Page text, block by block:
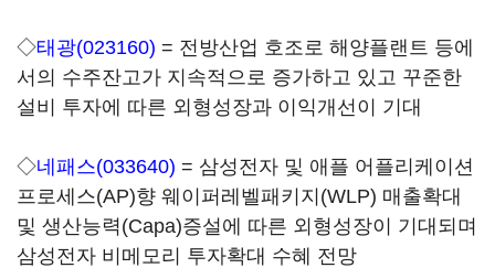
◇태광(023160) = 전방산업 호조로 해양플랜트 등에
서의 수주잔고가 지속적으로 증가하고 있고 꾸준한
설비 투자에 따른 외형성장과 이익개선이 기대
◇네패스(033640) = 삼성전자 및 애플 어플리케이션
프로세스(AP)향 웨이퍼레벨패키지(WLP) 매출확대
및 생산능력(Capa)증설에 따른 외형성장이 기대되며
삼성전자 비메모리 투자확대 수혜 전망